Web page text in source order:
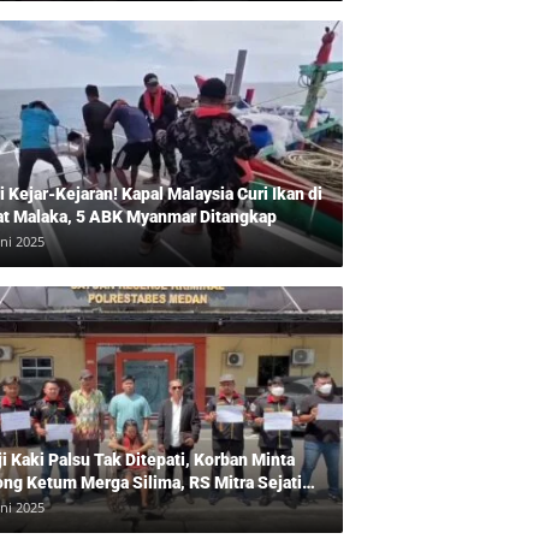
Kejar-Kejaran! Kapal Malaysia Curi Ikan di
Malaka, 5 ABK Myanmar Ditangkap
2025
Kaki Palsu Tak Ditepati, Korban Minta
Ketum Merga Silima, RS Mitra Sejati
Kuasa Hukum, Hans Silalahi
Julita Cari Keadilan
2025